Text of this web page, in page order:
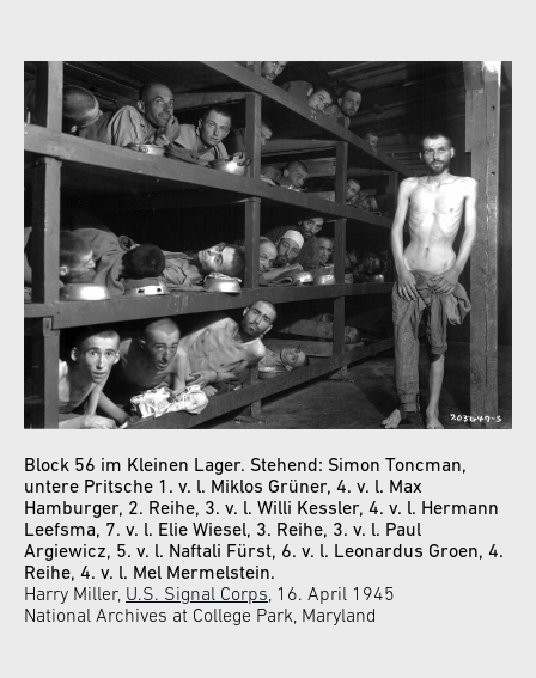
Block 56 im Kleinen Lager. Stehend: Simon Toncman,
untere Pritsche 1. v. l. Miklos Grüner, 4. v. l. Max
Hamburger, 2. Reihe, 3. v. l. Willi Kessler, 4. v. l. Hermann
Leefsma, 7. v. l. Elie Wiesel, 3. Reihe, 3. v. l. Paul
Argiewicz, 5. v. l. Naftali Fürst, 6. v. l. Leonardus Groen, 4.
Reihe, 4. v. l. Mel Mermelstein.
Harry Miller, U.S. Signal Corps , 16. April 1945
National Archives at College Park, Maryland